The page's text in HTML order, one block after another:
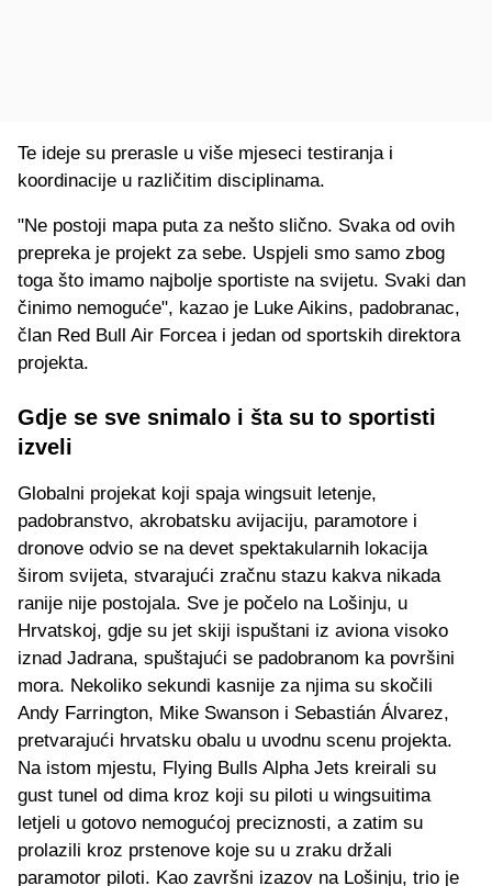
Te ideje su prerasle u više mjeseci testiranja i
koordinacije u različitim disciplinama.
"Ne postoji mapa puta za nešto slično. Svaka od ovih
prepreka je projekt za sebe. Uspjeli smo samo zbog
toga što imamo najbolje sportiste na svijetu. Svaki dan
činimo nemoguće", kazao je Luke Aikins, padobranac,
član Red Bull Air Forcea i jedan od sportskih direktora
projekta.
Gdje se sve snimalo i šta su to sportisti
izveli
Globalni projekat koji spaja wingsuit letenje,
padobranstvo, akrobatsku avijaciju, paramotore i
dronove odvio se na devet spektakularnih lokacija
širom svijeta, stvarajući zračnu stazu kakva nikada
ranije nije postojala. Sve je počelo na Lošinju, u
Hrvatskoj, gdje su jet skiji ispuštani iz aviona visoko
iznad Jadrana, spuštajući se padobranom ka površini
mora. Nekoliko sekundi kasnije za njima su skočili
Andy Farrington, Mike Swanson i Sebastián Álvarez,
pretvarajući hrvatsku obalu u uvodnu scenu projekta.
Na istom mjestu, Flying Bulls Alpha Jets kreirali su
gust tunel od dima kroz koji su piloti u wingsuitima
letjeli u gotovo nemogućoj preciznosti, a zatim su
prolazili kroz prstenove koje su u zraku držali
paramotor piloti. Kao završni izazov na Lošinju, trio je